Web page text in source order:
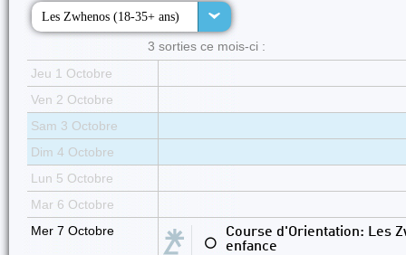
Les Zwhenos (18-35+ ans)
3 sorties ce mois-ci :
Jeu 1 Octobre
Ven 2 Octobre
Sam 3 Octobre
Dim 4 Octobre
Lun 5 Octobre
Mar 6 Octobre
Mer 7 Octobre
⚪
Course d'Orientation: Les
enfance